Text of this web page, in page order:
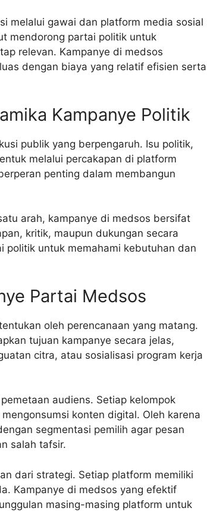
melalui gawai dan platform media sosial
mendorong partai politik untuk
relevan. Kampanye di medsos
dengan biaya yang relatif efisien serta
Kampanye Politik
publik yang berpengaruh. Isu politik,
melalui percakapan di platform
penting dalam membangun
arah, kampanye di medsos bersifat
kritik, maupun dukungan secara
politik untuk memahami kebutuhan dan
Partai Medsos
oleh perencanaan yang matang.
tujuan kampanye secara jelas,
citra, atau sosialisasi program kerja
audiens. Setiap kelompok
konten digital. Oleh karena
segmentasi pemilih agar pesan
salah tafsir.
dari strategi. Setiap platform memiliki
Kampanye di medsos yang efektif
masing-masing platform untuk